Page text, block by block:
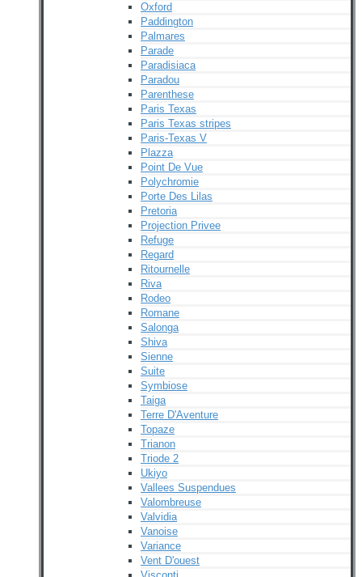
Oxford
Paddington
Palmares
Parade
Paradisiaca
Paradou
Parenthese
Paris Texas
Paris Texas stripes
Paris-Texas V
Plazza
Point De Vue
Polychromie
Porte Des Lilas
Pretoria
Projection Privee
Refuge
Regard
Ritournelle
Riva
Rodeo
Romane
Salonga
Shiva
Sienne
Suite
Symbiose
Taiga
Terre D'Aventure
Topaze
Trianon
Triode 2
Ukiyo
Vallees Suspendues
Valombreuse
Valvidia
Vanoise
Variance
Vent D'ouest